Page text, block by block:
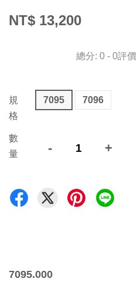
NT$ 13,200
總分: 0 - 0評價
規
格
7095 7096
數
量
- +
7095.000